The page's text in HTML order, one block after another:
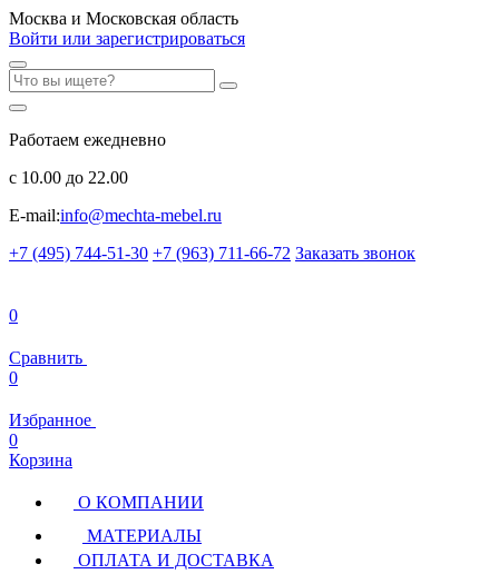
Москва и Московская область
Войти или зарегистрироваться
Работаем ежедневно
с 10.00 до 22.00
E-mail:info@mechta-mebel.ru
+7 (495) 744-51-30 +7 (963) 711-66-72 Заказать звонок
0
Сравнить
0
Избранное
0
Корзина
О КОМПАНИИ
МАТЕРИАЛЫ
ОПЛАТА И ДОСТАВКА